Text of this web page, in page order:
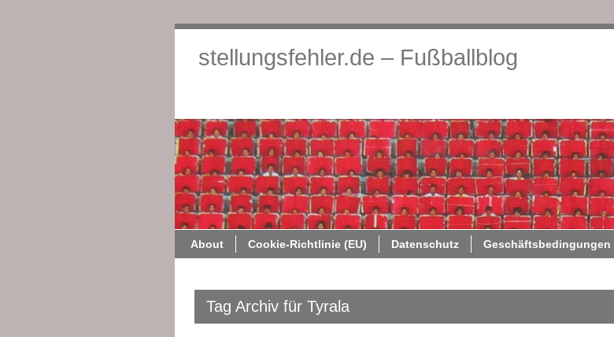
stellungsfehler.de – Fußballblog
About Cookie-Richtlinie (EU) Datenschutz Geschäftsbedingungen
Tag Archiv für Tyrala